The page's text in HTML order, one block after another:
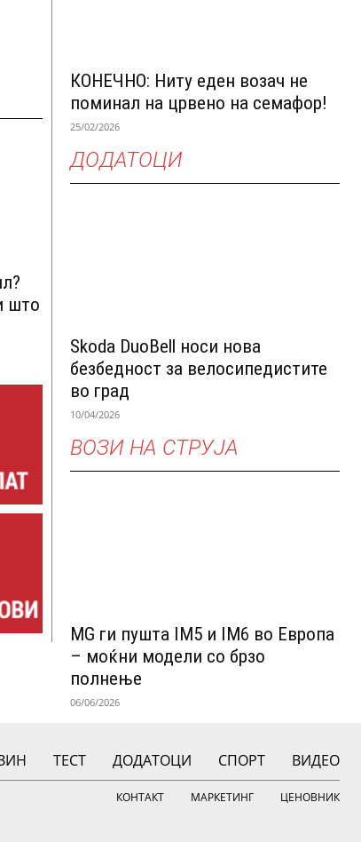
што
КОНЕЧНО: Ниту еден возач не
поминал на црвено на семафор!
25/02/2026
ДОДАТОЦИ
Skoda DuoBell носи нова
безбедност за велосипедистите
во град
10/04/2026
ВОЗИ НА СТРУЈА
MG ги пушта IM5 и IM6 во Европа
– моќни модели со брзо
полнење
06/06/2026
ТЕСТ ДОДАТОЦИ СПОРТ ВИДЕО
КОНТАКТ МАРКЕТИНГ ЦЕНОВНИК